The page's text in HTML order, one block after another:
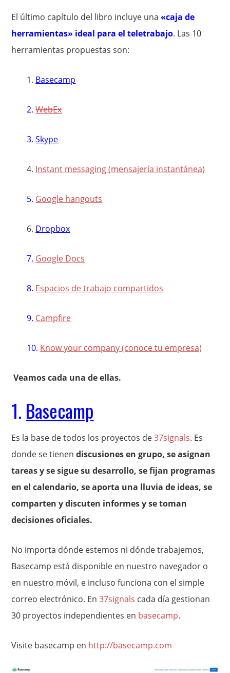
El último capítulo del libro incluye una«caja de
herramientas» ideal para el teletrabajo. Las 10
herramientas propuestas son:
1. Basecamp
2.WebEx
3.Skype
4. Instant messaging (mensajería instantánea)
5. Google hangouts
6. Dropbox
7. Google Docs
8. Espacios de trabajo compartidos
9. Campfire
10. Know your company (conoce tu empresa)
Veamos cada una de ellas.
1. Basecamp
Es la base de todos los proyectos de37signals. Es
donde se tienendiscusiones en grupo, se asignan
tareas y se sigue su desarrollo, se fijan programas
en el calendario, se aporta una lluvia de ideas, se
comparten y discuten informes y se toman
decisiones oficiales.
No importa dónde estemos ni dónde trabajemos,
Basecamp está disponible en nuestro navegador o
en nuestro móvil, e incluso funciona con el simple
correo electrónico. En37signals cada día gestionan
30 proyectos independientes en basecamp.
Visite basecamp en http://basecamp.com